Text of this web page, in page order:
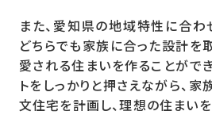
また、愛知県の地域特性に合わ
どちらでも家族に合った設計を
愛される住まいを作ることがで
トをしっかりと押さえながら、
文住宅を計画し、理想の住まい